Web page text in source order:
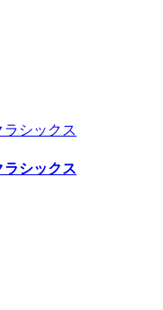
シックス
ラシックス